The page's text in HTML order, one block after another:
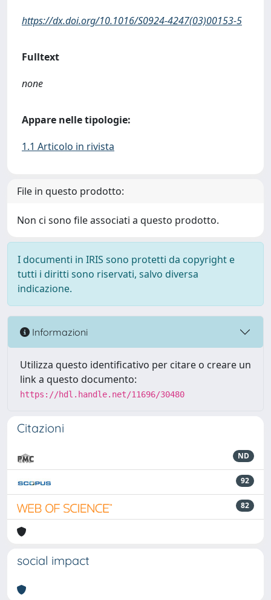
https://dx.doi.org/10.1016/S0924-4247(03)00153-5
Fulltext
none
Appare nelle tipologie:
1.1 Articolo in rivista
File in questo prodotto:
Non ci sono file associati a questo prodotto.
I documenti in IRIS sono protetti da copyright e
tutti i diritti sono riservati, salvo diversa
indicazione.
Informazioni
Utilizza questo identificativo per citare o creare un
link a questo documento:
https://hdl.handle.net/11696/30480
Citazioni
ND
92
82
social impact